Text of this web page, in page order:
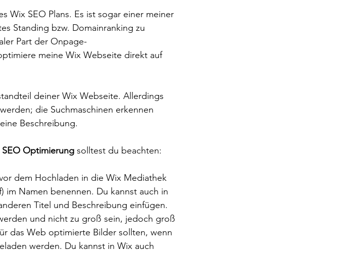
Wix SEO Plans. Es ist sogar einer meiner
Standing bzw. Domainranking zu
Part der Onpage-
meine Wix Webseite direkt auf
deiner Wix Webseite. Allerdings
die Suchmaschinen erkennen
Beschreibung.
Optimierung solltest du beachten:
dem Hochladen in die Wix Mediathek
im Namen benennen. Du kannst auch in
Titel und Beschreibung einfügen.
und nicht zu groß sein, jedoch groß
das Web optimierte Bilder sollten, wenn
werden. Du kannst in Wix auch